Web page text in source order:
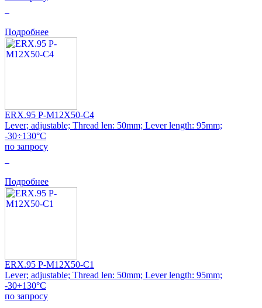
Подробнее
ERX.95 P-M12X50-C4
Lever; adjustable; Thread len: 50mm; Lever length: 95mm;
-30÷130°C
по запросу
Подробнее
ERX.95 P-M12X50-C1
Lever; adjustable; Thread len: 50mm; Lever length: 95mm;
-30÷130°C
по запросу